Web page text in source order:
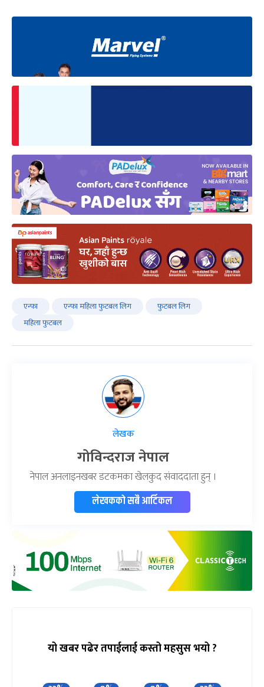
एन्फा एन्फा महिला फुटबल लिग
फुटबल लिग
महिला फुटबल
लेखक
गोविन्दराज नेपाल
नेपाल अनलाइनखबर डटकमका खेलकुद संवाददाता हुन् ।
लेखकको सबै आर्टिकल
यो खबर पढेर तपाईलाई कस्तो महसुस भयो ?